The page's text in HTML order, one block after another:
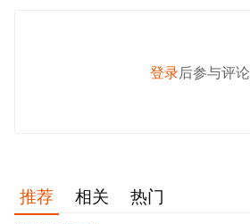
登录后参与评论
推荐 相关
热门